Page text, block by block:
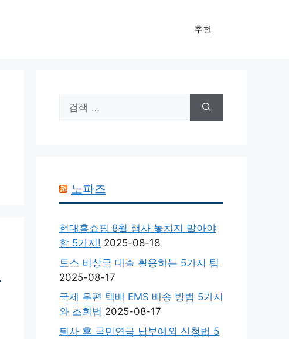
추천
색:
노파즈
현대홈쇼핑 8월 행사 놓치지 말아야
할 5가지! 2025-08-18
토스 비상금 대출 활용하는 5가지 팁
2025-08-17
국제 우편 택배 EMS 배송 방법 5가지
와 조회법 2025-08-17
퇴사 후 국민연금 납부예외 신청법 5